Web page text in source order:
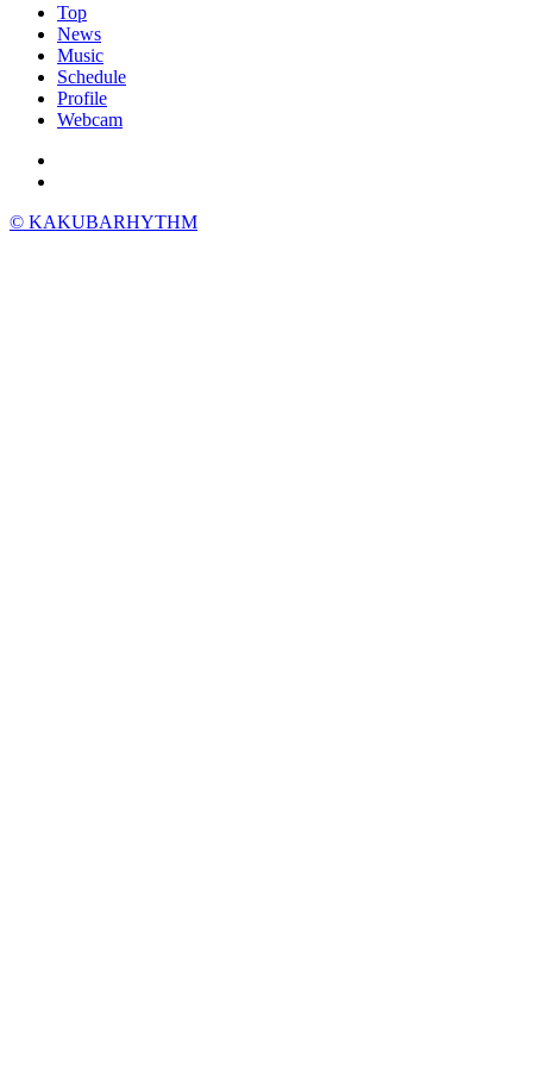
Top
News
Music
Schedule
Profile
Webcam
© KAKUBARHYTHM